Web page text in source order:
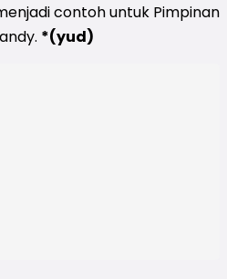
contoh untuk Pimpinan
*(yud)